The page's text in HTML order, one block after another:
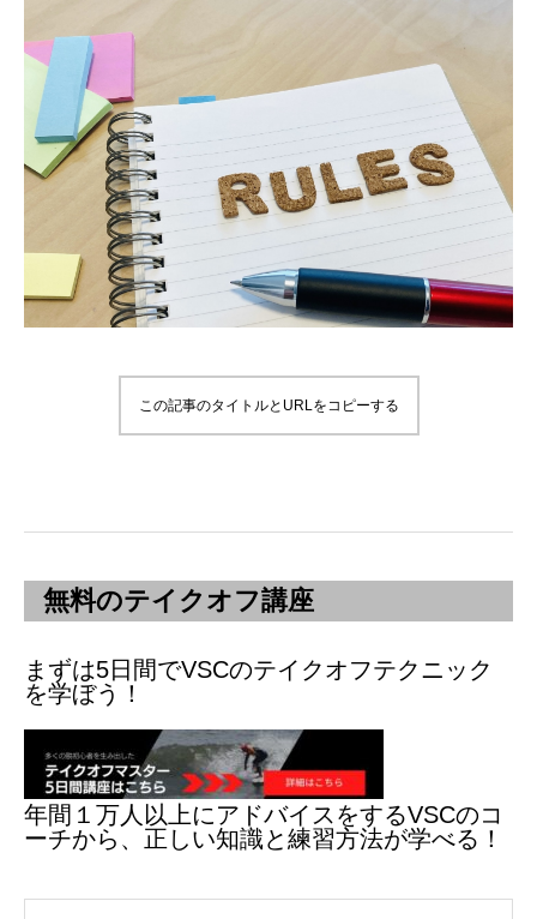
この記事のタイトルとURLをコピーする
無料のテイクオフ講座
まずは5日間でVSCのテイクオフテクニック
を学ぼう！
年間１万人以上にアドバイスをするVSCのコ
ーチから、正しい知識と練習方法が学べる！